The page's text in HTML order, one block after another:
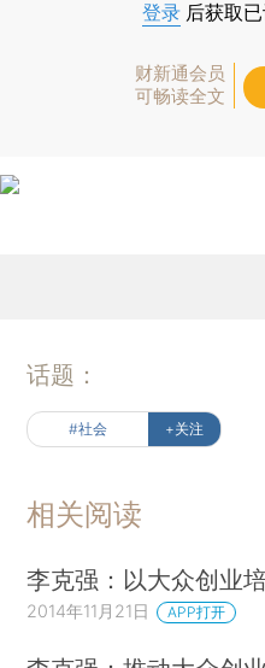
登录 后获取
财新通会员
可畅读全文
话题：
#社会 +关注
相关阅读
李克强：以大众创业
2014年11月21日 APP打开